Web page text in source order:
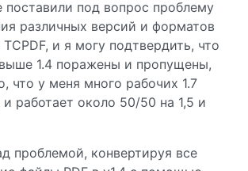
поставили под вопрос проблему
различных версий и форматов
TCPDF, и я могу подтвердить, что
1.4 поражены и пропущены,
что у меня много рабочих 1.7
и работает около 50/50 на 1,5 и
проблемой, конвертируя все